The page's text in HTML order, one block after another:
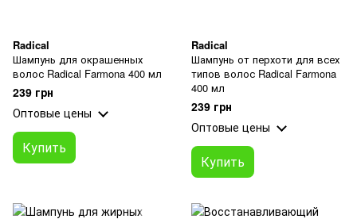
Radical
Шампунь для окрашенных
волос Radical Farmona 400 мл
239 грн
Оптовые цены
Купить
Radical
Шампунь от перхоти для всех
типов волос Radical Farmona
400 мл
239 грн
Оптовые цены
Купить